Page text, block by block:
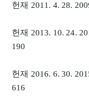
헌재 2011. 4. 28.
헌재 2013. 10. 24.
190
헌재 2016. 6. 30.
616